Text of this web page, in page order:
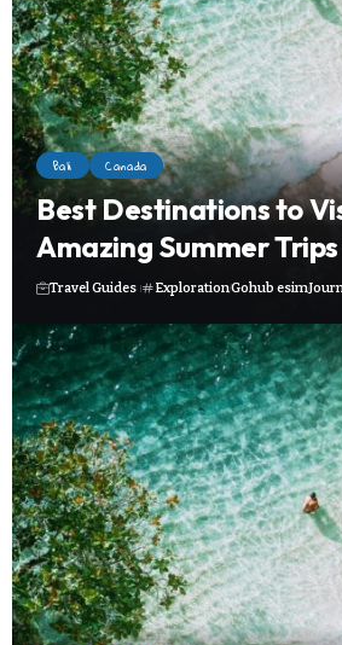
Bali Canada
Best Destinations to
Amazing Summer
Travel Guides ExplorationGohub esim